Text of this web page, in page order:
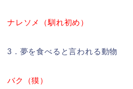
ナレソメ（馴れ初め）
3．夢を食べると言われる動物
バク（獏）